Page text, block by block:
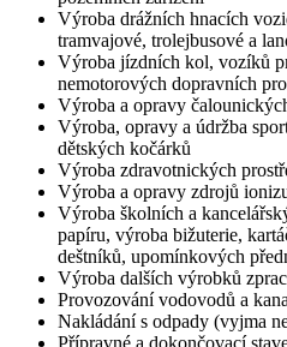
Výroba drážních hnacích
tramvajové, trolejbusové a
Výroba jízdních kol, vozíků
nemotorových dopravních
Výroba a opravy
Výroba, opravy a údržba
dětských kočárků
Výroba zdravotnických
Výroba a opravy zdrojů
Výroba školních a
papíru, výroba bižuterie,
deštníků, upomínkových
Výroba dalších výrobků
Provozování vodovodů a
Nakládání s odpady (vyjma